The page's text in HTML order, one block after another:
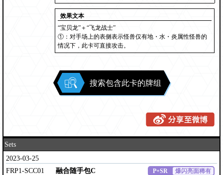
效果文本
“宝贝龙”＋“飞龙战士”
①：对手场上的表侧表示怪兽仅有地・水・炎属性怪兽的
情况下，此卡可直接攻击。
搜索包含此卡的牌组
Sets
2023-03-25
FRP1-SCC01
融合随手包C P+SR 爆闪亮面稀有